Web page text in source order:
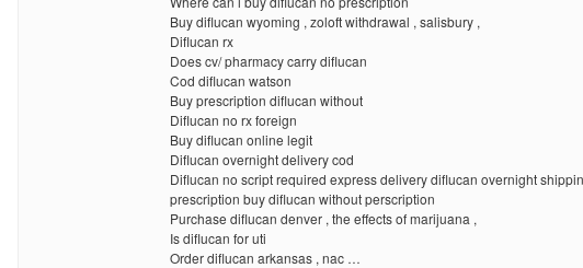
Buy diflucan wyoming , zoloft withdrawal , salisbury ,
Diflucan rx
Does cv/ pharmacy carry diflucan
Cod diflucan watson
Buy prescription diflucan without
Diflucan no rx foreign
Buy diflucan online legit
Diflucan overnight delivery cod
Diflucan no script required express delivery diflucan overnight
prescription buy diflucan without perscription
Purchase diflucan denver , the effects of marijuana ,
Is diflucan for uti
Order diflucan arkansas , nac …